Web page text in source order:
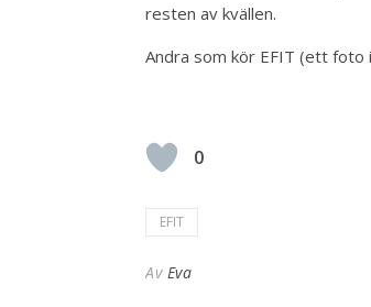
resten av kvällen.
Andra som kör EFIT (ett foto
0
EFIT
Av Eva